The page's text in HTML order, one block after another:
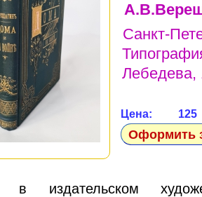
Санкт-
Лебедева,
Цена:
Оформить
в издательском